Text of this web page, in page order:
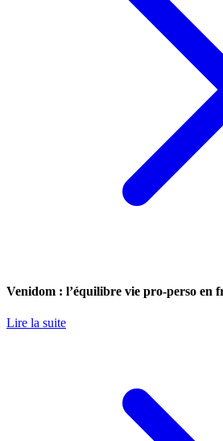
Venidom : l’équilibre vie pro-perso en
Lire la suite